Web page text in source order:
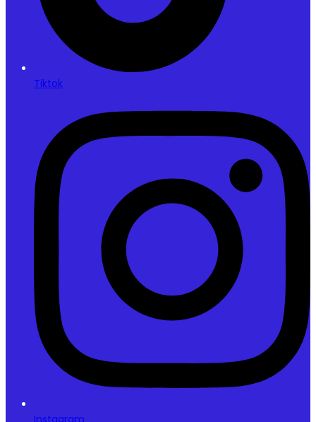
Tiktok
Instagram